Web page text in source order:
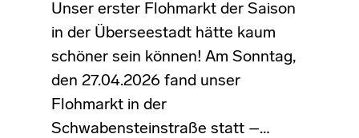
Unser erster Flohmarkt der Saison
in der Überseestadt hätte kaum
schöner sein können! Am Sonntag,
den 27.04.2026 fand unser
Flohmarkt in der
Schwabensteinstraße statt –…